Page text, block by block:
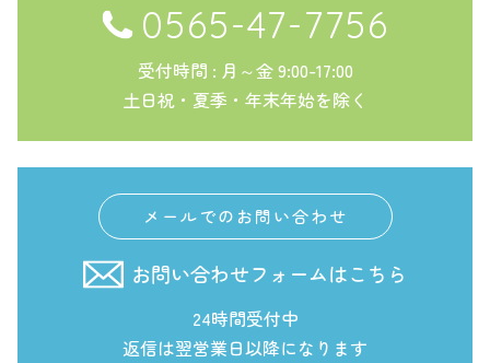
0565-47-7756
受付時間 : 月～金 9:00-17:00
土日祝・夏季・年末年始を除く
メールでのお問い合わせ
お問い合わせフォームはこちら
24時間受付中
返信は翌営業日以降になります